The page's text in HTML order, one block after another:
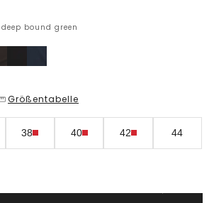
deep bound green
Größentabelle
38 40 42 44